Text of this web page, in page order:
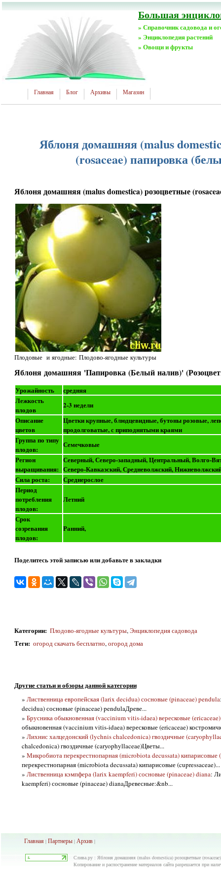
Большая
» Справочник садовода и
» Энциклопедия растений
» Овощи и фрукты
Главная Блог Архивы Магазин
Яблоня домашняя (malus
(rosaceae) папировка
Яблоня домашняя (malus domestica) розоцветные
Плодовые и ягодные: Плодово-ягодные культуры
Яблоня домашняя 'Папировка (Белый налив)'
Урожайность
средняя
Лежкость
плодов
2-3 недели
Описание
цветов
Цветки крупные, блюдцевидные, бутоны розовые,
продолговатые, с приподнятыми краями
Группа по типу
плодов:
Семечковые
Регион
выращивания:
Северный, Северо-западный, Центральный, Волго-
Северо-Кавказский, Средневолжский,
Сила роста:
Среднерослое
Период
потребления
плодов:
Летний
Срок
созревания
плодов:
Ранний,
Поделитесь этой записью или добавьте в закладки
Категории: Плодово-ягодные культуры,Энциклопедия садовода
Теги: огород скачать бесплатно,огород дома
Другие статьи и обзоры данной категории
» Лиственница европейская (larix decidua) сосновые (pinaceae) pendula
decidua) сосновые (pinaceae) pendulaДреве...
» Брусника обыкновенная (vaccinium vitis-idaea) вересковые
обыкновенная (vaccinium vitis-idaea) вересковые (ericaceae)
» Лихнис халцедонский (lychnis chalcedonica) гвоздичные
chalcedonica) гвоздичные (caryophyllaceae)Цветы...
» Микробиота перекрестнопарная (microbiota decussata) кипарисовые
перекрестнопарная (microbiota decussata) кипарисовые (cupressaceae)...
» Лиственница кэмпфера (larix kaempferi) сосновые (pinaceae) diana:
kaempferi) сосновые (pinaceae) dianaДревесные:&nb...
Главная| Партнеры| Архив|
Слива.ру : Яблоня домашняя (malus domestica) розоцветные
Копирование и распостранение материалов сайта разрешается при